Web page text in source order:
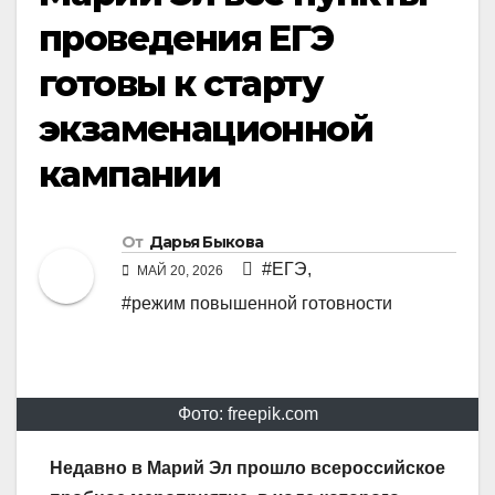
проведения ЕГЭ
готовы к старту
экзаменационной
кампании
От Дарья Быкова
МАЙ 20, 2026 #ЕГЭ,
#режим повышенной готовности
Фото: freepik.com
Недавно в Марий Эл прошло всероссийское